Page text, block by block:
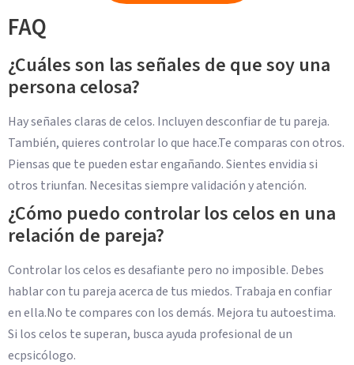
FAQ
¿Cuáles son las señales de que soy una
persona celosa?
Hay señales claras de celos. Incluyen desconfiar de tu pareja.
También, quieres controlar lo que hace.Te comparas con otros.
Piensas que te pueden estar engañando. Sientes envidia si
otros triunfan. Necesitas siempre validación y atención.
¿Cómo puedo controlar los celos en una
relación de pareja?
Controlar los celos es desafiante pero no imposible. Debes
hablar con tu pareja acerca de tus miedos. Trabaja en confiar
en ella.No te compares con los demás. Mejora tu autoestima.
Si los celos te superan, busca ayuda profesional de un
ecpsicólogo.